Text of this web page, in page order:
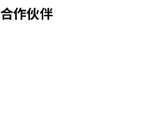
合作伙伴